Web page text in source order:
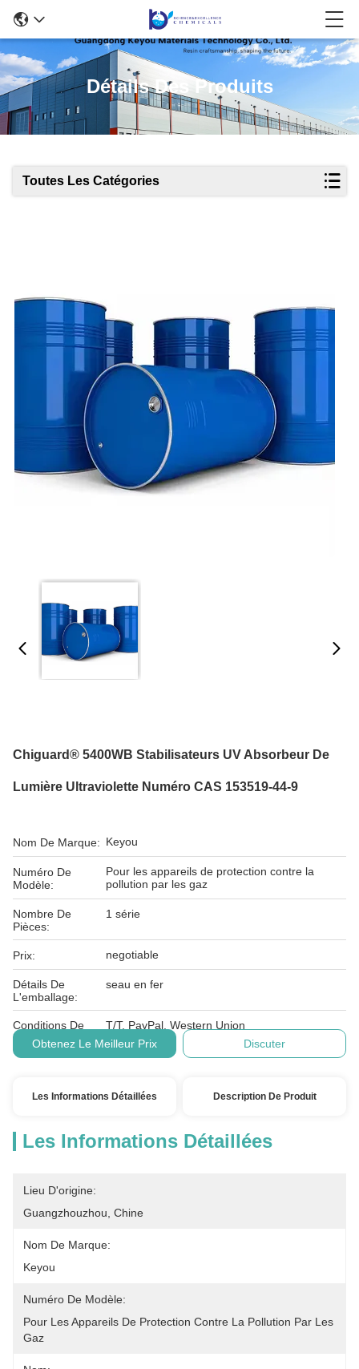
Détails Des Produits
Toutes Les Catégories
Chiguard® 5400WB Stabilisateurs UV Absorbeur De
Lumière Ultraviolette Numéro CAS 153519-44-9
Nom De Marque: Keyou
Numéro De
Modèle:
Pour les appareils de protection contre la
pollution par les gaz
Nombre De
Pièces:
1 série
Prix: negotiable
Détails De
L'emballage:
seau en fer
Conditions De
Paiement:
T/T, PayPal, Western Union
Obtenez Le Meilleur Prix
Discuter
Les Informations Détaillées Description De Produit
Les Informations Détaillées
Lieu D'origine:
Guangzhouzhou, Chine
Nom De Marque:
Keyou
Numéro De Modèle:
Pour Les Appareils De Protection Contre La Pollution Par Les
Gaz